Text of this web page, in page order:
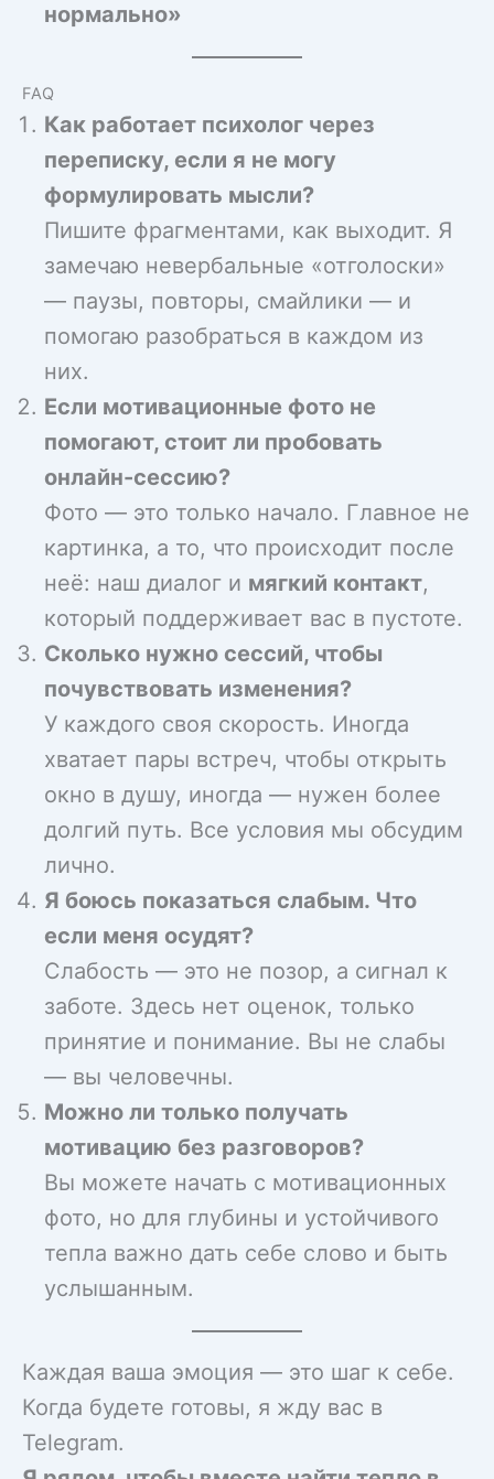
нормально»
FAQ
Как работает психолог через
переписку, если я не могу
формулировать мысли?
Пишите фрагментами, как выходит. Я
замечаю невербальные «отголоски»
— паузы, повторы, смайлики — и
помогаю разобраться в каждом из
них.
Если мотивационные фото не
помогают, стоит ли пробовать
онлайн-сессию?
Фото — это только начало. Главное не
картинка, а то, что происходит после
неё: наш диалог и мягкий контакт,
который поддерживает вас в пустоте.
Сколько нужно сессий, чтобы
почувствовать изменения?
У каждого своя скорость. Иногда
хватает пары встреч, чтобы открыть
окно в душу, иногда — нужен более
долгий путь. Все условия мы обсудим
лично.
Я боюсь показаться слабым. Что
если меня осудят?
Слабость — это не позор, а сигнал к
заботе. Здесь нет оценок, только
принятие и понимание. Вы не слабы
— вы человечны.
Можно ли только получать
мотивацию без разговоров?
Вы можете начать с мотивационных
фото, но для глубины и устойчивого
тепла важно дать себе слово и быть
услышанным.
Каждая ваша эмоция — это шаг к себе.
Когда будете готовы, я жду вас в
Telegram.